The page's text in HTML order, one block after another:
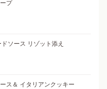
プ
ソース リゾット添え
ス＆ イタリアンクッキー